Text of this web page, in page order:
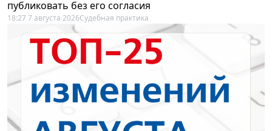
публиковать без его согласия
18:27 7 августа 2026Судебная практика